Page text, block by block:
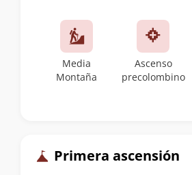
Media
Montaña
Ascenso
precolombino
Primera ascensión